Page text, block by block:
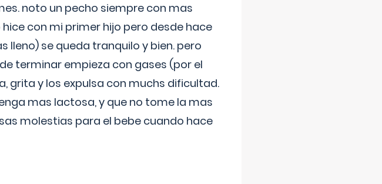
noto un pecho siempre con mas
con mi primer hijo pero desde hace
lleno) se queda tranquilo y bien. pero
terminar empieza con gases (por el
grita y los expulsa con muchs dificultad.
mas lactosa, y que no tome la mas
molestias para el bebe cuando hace